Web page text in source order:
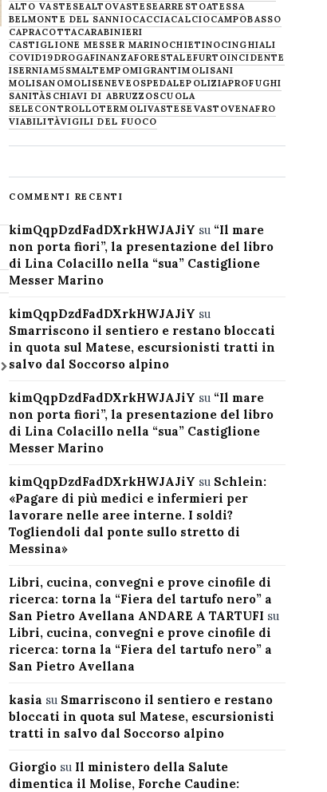
ALTO VASTESEALTOVASTESEARRESTOATESSA
BELMONTE DEL SANNIOCACCIACALCIOCAMPOBASSO
CAPRACOTTACARABINIERI
CASTIGLIONE MESSER MARINOCHIETINOCINGHIALI
COVID19DROGAFINANZAFORESTALEFURTOINCIDENTE
ISERNIAM5SMALTEMPOMIGRANTIMOLISANI
MOLISANOMOLISENEVE OSPEDALEPOLIZIAPROFUGHI
SANITÀSCHIAVI DI ABRUZZOSCUOLA
SELECONTROLLOTERMOLIVASTESE VASTOVENAFRO
VIABILITÀVIGILI DEL FUOCO
COMMENTI RECENTI
kimQqpDzdFadDXrkHWJAJiY su “Il mare
non porta fiori”, la presentazione del libro
di Lina Colacillo nella “sua” Castiglione
Messer Marino
kimQqpDzdFadDXrkHWJAJiY su
Smarriscono il sentiero e restano bloccati
in quota sul Matese, escursionisti tratti in
salvo dal Soccorso alpino
kimQqpDzdFadDXrkHWJAJiY su “Il mare
non porta fiori”, la presentazione del libro
di Lina Colacillo nella “sua” Castiglione
Messer Marino
kimQqpDzdFadDXrkHWJAJiY su Schlein:
«Pagare di più medici e infermieri per
lavorare nelle aree interne. I soldi?
Togliendoli dal ponte sullo stretto di
Messina»
Libri, cucina, convegni e prove cinofile di
ricerca: torna la “Fiera del tartufo nero” a
San Pietro Avellana ANDARE A TARTUFI su
Libri, cucina, convegni e prove cinofile di
ricerca: torna la “Fiera del tartufo nero” a
San Pietro Avellana
kasia su Smarriscono il sentiero e restano
bloccati in quota sul Matese, escursionisti
tratti in salvo dal Soccorso alpino
Giorgiosu Il ministero della Salute
dimentica il Molise, Forche Caudine: